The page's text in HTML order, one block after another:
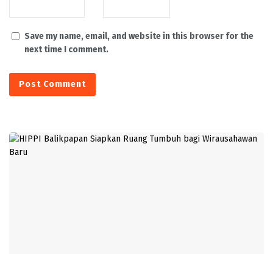
Save my name, email, and website in this browser for the
next time I comment.